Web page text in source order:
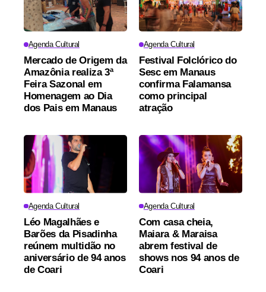
Agenda Cultural
Mercado de Origem da
Amazônia realiza 3ª
Feira Sazonal em
Homenagem ao Dia
dos Pais em Manaus
Agenda Cultural
Festival Folclórico do
Sesc em Manaus
confirma Falamansa
como principal
atração
Agenda Cultural
Léo Magalhães e
Barões da Pisadinha
reúnem multidão no
aniversário de 94 anos
de Coari
Agenda Cultural
Com casa cheia,
Maiara & Maraisa
abrem festival de
shows nos 94 anos de
Coari